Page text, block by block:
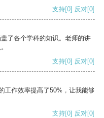
支持[0] 反对[0]
了各个学科的知识。老师的讲
支持[0] 反对[0]
工作效率提高了50%，让我能够
支持[0] 反对[0]